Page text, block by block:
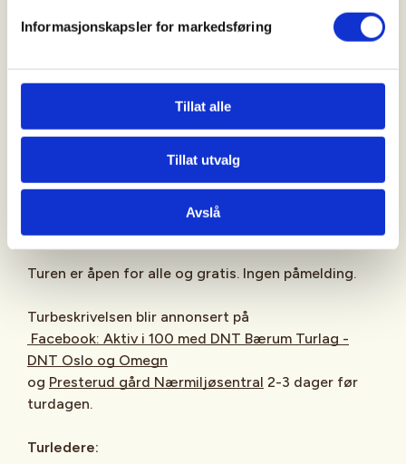
Informasjonskapsler for markedsføring
Tillat alle
Tillat utvalg
Avslå
Fottøy og klær tilpasset vær og føre er viktig. Ta
Ta gjerne med deg en venn - det er alltid plass til en
vi 1 – 2 turledere.
Oppmøte:Presterud gård Nærmiljøsentral, Gamle
Ringeriksvei 49, 1357 Bekkestua, 10 min før avgang,
Turen er åpen for alle og gratis. Ingen påmelding.
Turbeskrivelsen blir annonsert på
Facebook: Aktiv i 100 med DNT Bærum Turlag -
DNT Oslo og Omegn
og Presterud gård Nærmiljøsentral 2-3 dager før
turdagen.
Turledere: